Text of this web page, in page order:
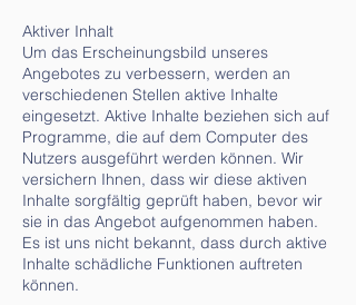
Aktiver Inhalt
Um das Erscheinungsbild unseres
Angebotes zu verbessern, werden an
verschiedenen Stellen aktive Inhalte
eingesetzt. Aktive Inhalte beziehen sich auf
Programme, die auf dem Computer des
Nutzers ausgeführt werden können. Wir
versichern Ihnen, dass wir diese aktiven
Inhalte sorgfältig geprüft haben, bevor wir
sie in das Angebot aufgenommen haben.
Es ist uns nicht bekannt, dass durch aktive
Inhalte schädliche Funktionen auftreten
können.